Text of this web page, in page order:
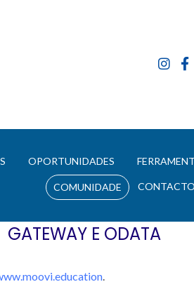
OPORTUNIDADES
COMUNIDADE
GATEWAY E ODATA
.